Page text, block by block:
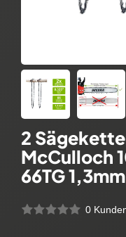
2
McCulloch
66TG 1,3mm
0